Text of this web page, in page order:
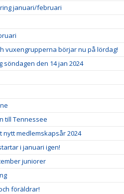
januari/februari
vuxengrupperna börjar nu på lördag!
söndagen den 14 jan 2024
till Tennessee
nytt medlemskapsår 2024
i januari igen!
juniorer
föräldrar!